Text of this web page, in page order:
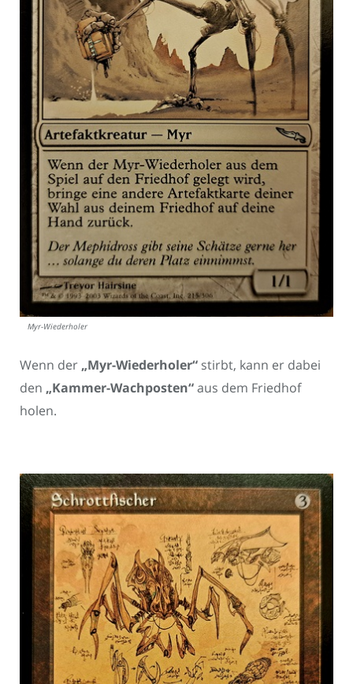
Myr-Wiederholer
Wenn der „Myr-Wiederholer“ stirbt, kann er dabei
den „Kammer-Wachposten“aus dem Friedhof
holen.